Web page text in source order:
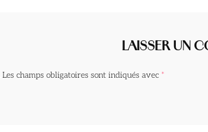
LAISSER UN
Les champs obligatoires sont indiqués avec *